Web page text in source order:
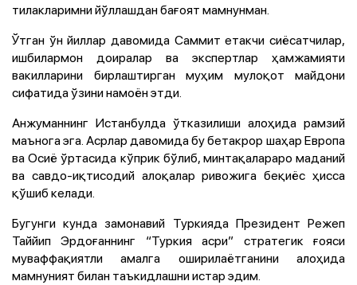
тилакларимни йўллашдан бағоят мамнунман.
Ўтган ўн йиллар давомида Саммит етакчи сиёсатчилар,
ишбилармон доиралар ва экспертлар ҳамжамияти
вакилларини бирлаштирган муҳим мулоқот майдони
сифатида ўзини намоён этди.
Анжуманнинг Истанбулда ўтказилиши алоҳида рамзий
маънога эга. Асрлар давомида бу бетакрор шаҳар Европа
ва Осиё ўртасида кўприк бўлиб, минтақалараро маданий
ва савдо-иқтисодий алоқалар ривожига беқиёс ҳисса
қўшиб келади.
Бугунги кунда замонавий Туркияда Президент Режеп
Таййип Эрдоғаннинг “Туркия асри” стратегик ғояси
муваффақиятли амалга оширилаётганини алоҳида
мамнуният билан таъкидлашни истар эдим.